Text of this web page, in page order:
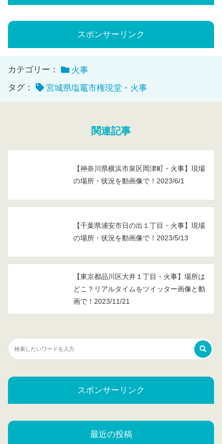
スポンサーリンク
カテゴリー：
火事
タグ：
宮城県塩竈市権現堂・火事
関連記事
【神奈川県横浜市泉区岡津町・火事】現場
の場所・状況を動画像で！2023/6/1
【千葉県浦安市日の出１丁目・火事】現場
の場所・状況を動画像で！2023/5/13
【東京都品川区大井１丁目・火事】場所は
どこ？リアルタイムをツイッター画像と動
画で！2023/11/21
スポンサーリンク
最近の投稿